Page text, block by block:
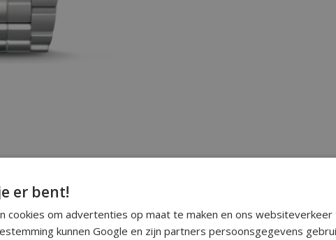
er bent!
cookies om advertenties op maat te maken en ons websiteverkeer
kunnen Google en zijn partners persoonsgegevens